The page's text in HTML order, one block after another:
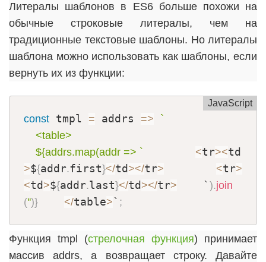
Литералы шаблонов в ES6 больше похожи на
обычные строковые литералы, чем на
традиционные текстовые шаблоны. Но литералы
шаблона можно использовать как шаблоны, если
вернуть их из функции:
JavaScript
const tmpl = addrs =>
`
    ${addrs.map(addr => `
<tr><td
>${addr.first}</td ></tr> <tr>
<td >${addr.last}</td ></tr>
    `
).join
('')} </table>` ;
Функция tmpl (стрелочная функция) принимает
массив addrs, а возвращает строку. Давайте